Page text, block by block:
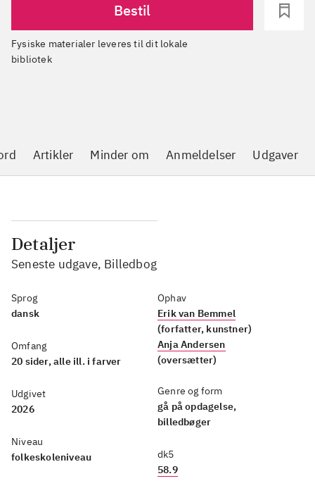
Bestil
Fysiske materialer leveres til dit lokale
bibliotek
Artikler Minder om Anmeldelser Udgaver
Detaljer
Seneste udgave, Billedbog
Sprog
dansk
Omfang
20 sider, alle ill. i farver
Udgivet
2026
Niveau
folkeskoleniveau
Ophav
Erik van Bemmel
(forfatter, kunstner)
Anja Andersen
(oversætter)
Genre og form
gå på opdagelse,
billedbøger
dk5
58.9